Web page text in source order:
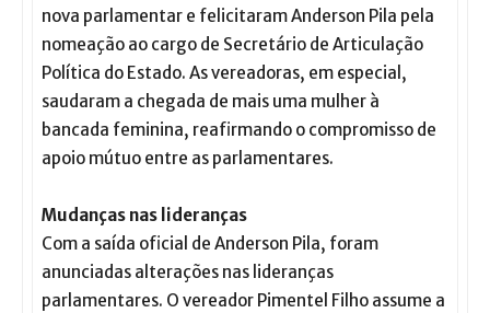
nova parlamentar e felicitaram Anderson Pila pela
nomeação ao cargo de Secretário de Articulação
Política do Estado. As vereadoras, em especial,
saudaram a chegada de mais uma mulher à
bancada feminina, reafirmando o compromisso de
apoio mútuo entre as parlamentares.
Mudanças nas lideranças
Com a saída oficial de Anderson Pila, foram
anunciadas alterações nas lideranças
parlamentares. O vereador Pimentel Filho assume a